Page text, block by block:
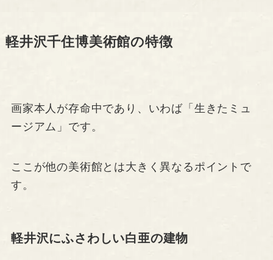
軽井沢千住博美術館の特徴
画家本人が存命中であり、いわば「生きたミュ
ージアム」です。
ここが他の美術館とは大きく異なるポイントで
す。
軽井沢にふさわしい白亜の建物